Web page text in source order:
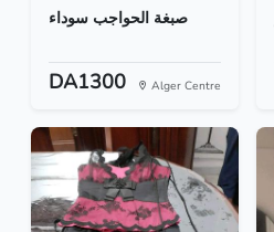
صبغة الحواجب سوداء
DA1300 Alger Centre